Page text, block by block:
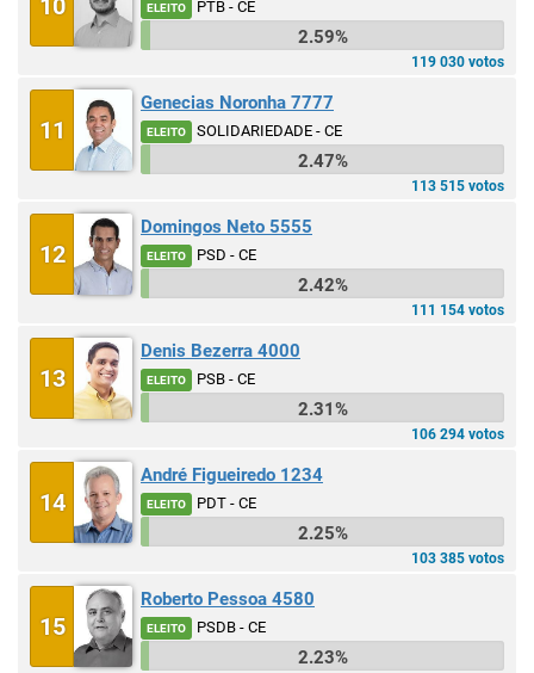
10 ELEITO PTB - CE
2.59%
119 030 votos
11
Genecias Noronha 7777
ELEITO SOLIDARIEDADE - CE
2.47%
113 515 votos
12
Domingos Neto 5555
ELEITO PSD - CE
2.42%
111 154 votos
13
Denis Bezerra 4000
ELEITO PSB - CE
2.31%
106 294 votos
14
André Figueiredo 1234
ELEITO PDT - CE
2.25%
103 385 votos
15
Roberto Pessoa 4580
ELEITO PSDB - CE
2.23%